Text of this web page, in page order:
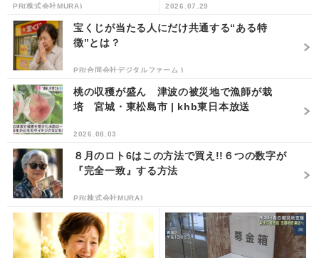
PR(株式会社MURA)
本放送
2026.07.29
宝くじが当たる人にだけ共通する“ある特
徴”とは？
PR(合同会社デジタルファーム )
桃の収穫が盛ん 津波の被災地で漁師が栽
培 宮城・東松島市 | khb東日本放送
2026.08.03
８月のロト6はこの方法で買え!!６つの数字が
『完全一致』する方法
PR(株式会社MURA)